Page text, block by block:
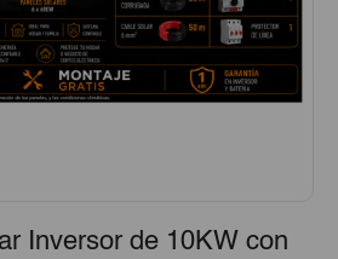
Inversor de 10KW con